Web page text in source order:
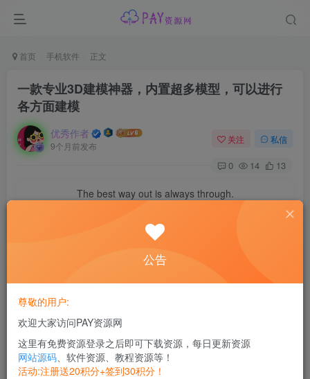
首页 手机软件 正文
一款专业3D建模神器，内置超多模型，可以进行
各方面建模
优秀作者
9个月前发布
关注 私信
0 14 13
The best way out is always through.
进行各方面建模
【主要介绍】：解锁高级版，下载模型用科学
图片介绍
公告
尊敬的用户:
欢迎大家访问PAY资源网
这里有免费资源登录之后即可下载资源，每日更新资源
网站源码、软件资源、教程资源等！
活动:注册送20积分+签到30积分！